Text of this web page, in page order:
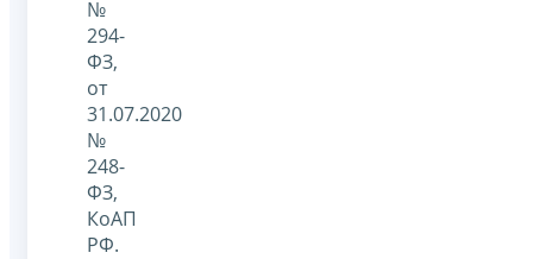
№
294-
ФЗ,
от
31.07.2020
№
248-
ФЗ,
КоАП
РФ.